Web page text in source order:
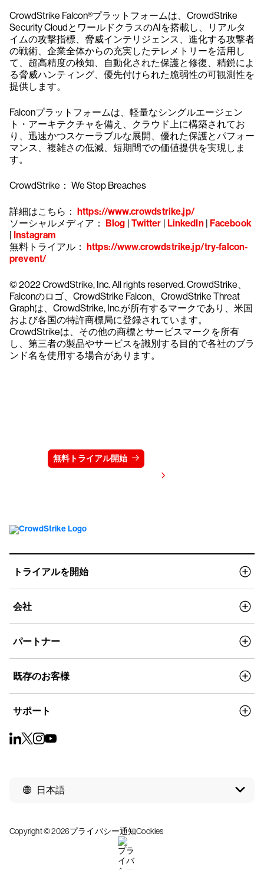
CrowdStrike Falcon®プラットフォームは、CrowdStrike
Security CloudとワールドクラスのAIを搭載し、リアルタ
イムの攻撃指標、脅威インテリジェンス、進化する攻撃者
の戦術、企業全体からの充実したテレメトリーを活用し
て、超高精度の検知、自動化された保護と修復、精鋭によ
る脅威ハンティング、優先付けられた脆弱性の可観測性を
提供します。
Falconプラットフォームは、軽量なシングルエージェン
ト・アーキテクチャを備え、クラウド上に構築されてお
り、迅速かつスケーラブルな展開、優れた保護とパフォー
マンス、複雑さの低減、短期間での価値提供を実現しま
す。
CrowdStrike： We Stop Breaches
詳細はこちら： https://www.crowdstrike.jp/
ソーシャルメディア： Blog | Twitter | LinkedIn| Facebook
| Instagram
無料トライアル： https://www.crowdstrike.jp/try-falcon-
prevent/
© 2022 CrowdStrike, Inc. All rights reserved. CrowdStrike、
Falconのロゴ、CrowdStrike Falcon、CrowdStrike Threat
Graphは、CrowdStrike, Inc.が所有するマークであり、米国
および各国の特許商標局に登録されています。
CrowdStrikeは、その他の商標とサービスマークを所有
し、第三者の製品やサービスを識別する目的で各社のブラ
ンド名を使用する場合があります。
無料トライアル開始
トライアルを開始
会社
パートナー
既存のお客様
サポート
日本語
Copyright © 2026プライバシー通知Cookies